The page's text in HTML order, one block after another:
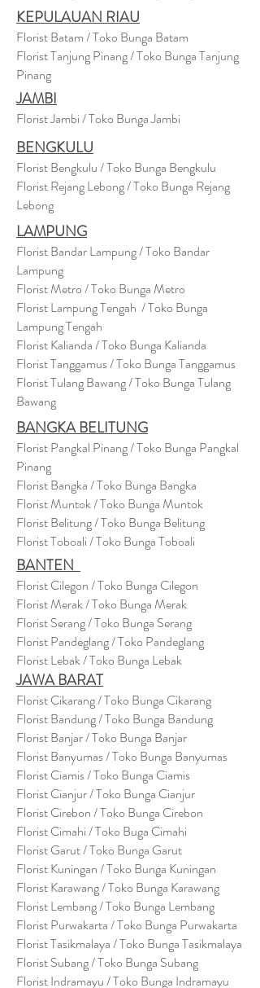
KEPULAUAN RIAU
Florist Batam / Toko Bunga Batam
Florist Tanjung Pinang / Toko Bunga Tanjung
Pinang
JAMBI
Florist Jambi / Toko Bunga Jambi
BENGKULU
Florist Bengkulu / Toko Bunga Bengkulu
Florist Rejang Lebong / Toko Bunga Rejang
Lebong
LAMPUNG
Florist Bandar Lampung / Toko Bandar
Lampung
Florist Metro / Toko Bunga Metro
Florist Lampung Tengah / Toko Bunga
Lampung Tengah
Florist Kalianda / Toko Bunga Kalianda
Florist Tanggamus / Toko Bunga Tanggamus
Florist Tulang Bawang / Toko Bunga Tulang
Bawang
BANGKA BELITUNG
Florist Pangkal Pinang / Toko Bunga Pangkal
Pinang
Florist Bangka / Toko Bunga Bangka
Florist Muntok / Toko Bunga Muntok
Florist Belitung / Toko Bunga Belitung
Florist Toboali / Toko Bunga Toboali
BANTEN
Florist Cilegon / Toko Bunga Cilegon
Florist Merak / Toko Bunga Merak
Florist Serang / Toko Bunga Serang
Florist Pandeglang / Toko Pandeglang
Florist Lebak / Toko Bunga Lebak
JAWA BARAT
Florist Cikarang/ Toko Bunga Cikarang
Florist Bandung / Toko Bunga Bandung
Florist Banjar / Toko Bunga Banjar
Florist Banyumas / Toko Bunga Banyumas
Florist Ciamis / Toko Bunga Ciamis
Florist Cianjur / Toko Bunga Cianjur
Florist Cirebon / Toko Bunga Cirebon
Florist Cimahi / Toko Buga Cimahi
Florist Garut / Toko Bunga Garut
Florist Kuningan / Toko Bunga Kuningan
Florist Karawang / Toko Bunga Karawang
Florist Lembang / Toko Bunga Lembang
Florist Purwakarta / Toko Bunga Purwakarta
Florist Tasikmalaya / Toko Bunga Tasikmalaya
Florist Subang / Toko Bunga Subang
Florist Indramayu / Toko Bunga Indramayu